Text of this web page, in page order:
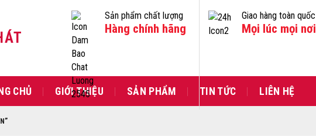
Sản phẩm chất lượng
Hàng chính hãng
Giao hàng toàn quốc
Mọi lúc mọi nơi
CHỦ GIỚI THIỆU SẢN PHẨM TIN TỨC LIÊN HỆ